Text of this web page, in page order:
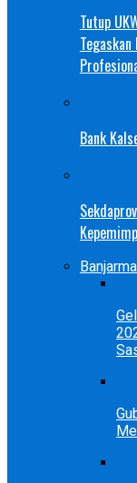
Tutup
Bank